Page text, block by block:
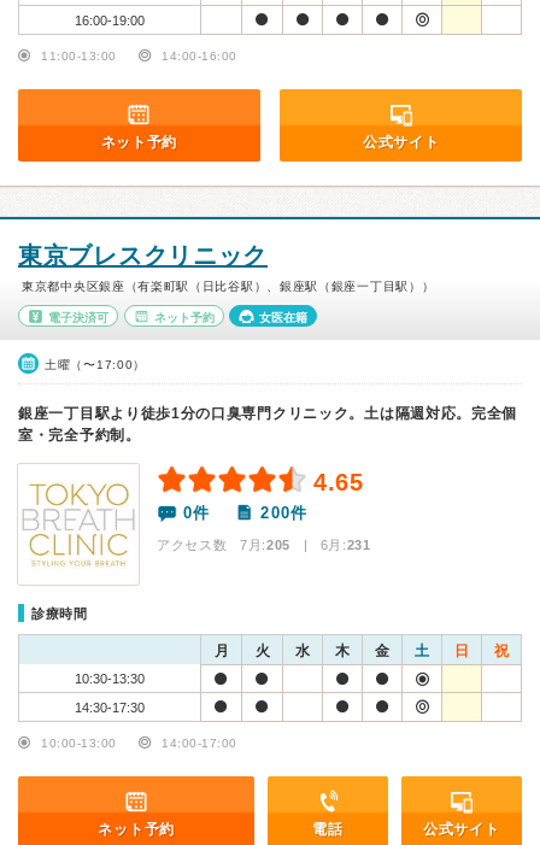
16:00-19:00
11:00-13:00 14:00-16:00
ネット予約 公式サイト
東京ブレスクリニック
東京都中央区銀座（有楽町駅（日比谷駅）、銀座駅（銀座一丁目駅））
電子決済可 ネット予約 女医在籍
土曜（〜17:00）
銀座一丁目駅より徒歩1分の口臭専門クリニック。土は隔週対応。完全個
室・完全予約制。
4.65
0件 200件
アクセス数 7月:205 | 6月:231
診療時間
月 火 水 木 金 土 日 祝
10:30-13:30
14:30-17:30
10:00-13:00 14:00-17:00
ネット予約 電話 公式サイト